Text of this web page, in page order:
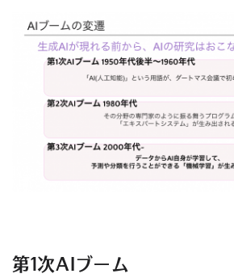
第1次AIブーム